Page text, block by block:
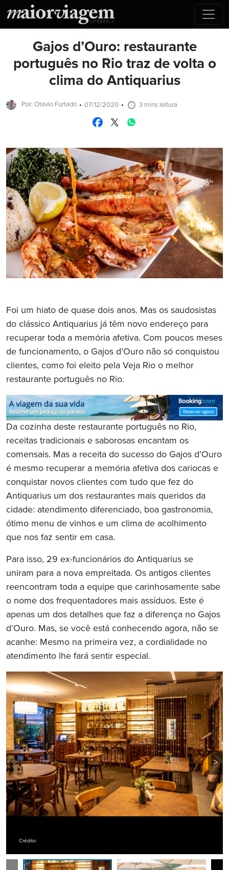
Gajos d’Ouro: restaurante
português no Rio traz de volta o
clima do Antiquarius
Por: Otavio Furtado 07/12/2020 3 mins leitura
Foi um hiato de quase dois anos. Mas os saudosistas
do clássico Antiquarius já têm novo endereço para
recuperar toda a memória afetiva. Com poucos meses
de funcionamento, o Gajos d’Ouro não só conquistou
clientes, como foi eleito pela Veja Rio o melhor
restaurante português no Rio.
Da cozinha deste restaurante português no Rio,
receitas tradicionais e saborosas encantam os
comensais. Mas a receita do sucesso do Gajos d’Ouro
é mesmo recuperar a memória afetiva dos cariocas e
conquistar novos clientes com tudo que fez do
Antiquarius um dos restaurantes mais queridos da
cidade: atendimento diferenciado, boa gastronomia,
ótimo menu de vinhos e um clima de acolhimento
que nos faz sentir em casa.
Para isso, 29 ex-funcionários do Antiquarius se
uniram para a nova empreitada. Os antigos clientes
reencontram toda a equipe que carinhosamente sabe
o nome dos frequentadores mais assíduos. Este é
apenas um dos detalhes que faz a diferença no Gajos
d’Ouro. Mas, se você está conhecendo agora, não se
acanhe: Mesmo na primeira vez, a cordialidade no
atendimento lhe fará sentir especial.
< >
Crédito: